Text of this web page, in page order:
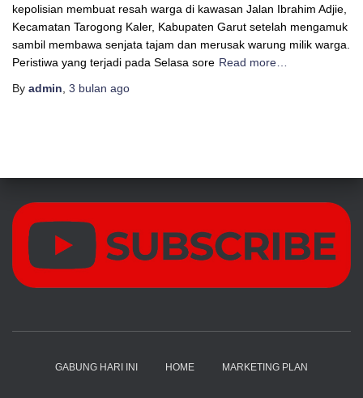
kepolisian membuat resah warga di kawasan Jalan Ibrahim Adjie,
Kecamatan Tarogong Kaler, Kabupaten Garut setelah mengamuk
sambil membawa senjata tajam dan merusak warung milik warga.
Peristiwa yang terjadi pada Selasa sore Read more…
By admin 3 bulan ago
GABUNG HARI INI HOME MARKETING PLAN